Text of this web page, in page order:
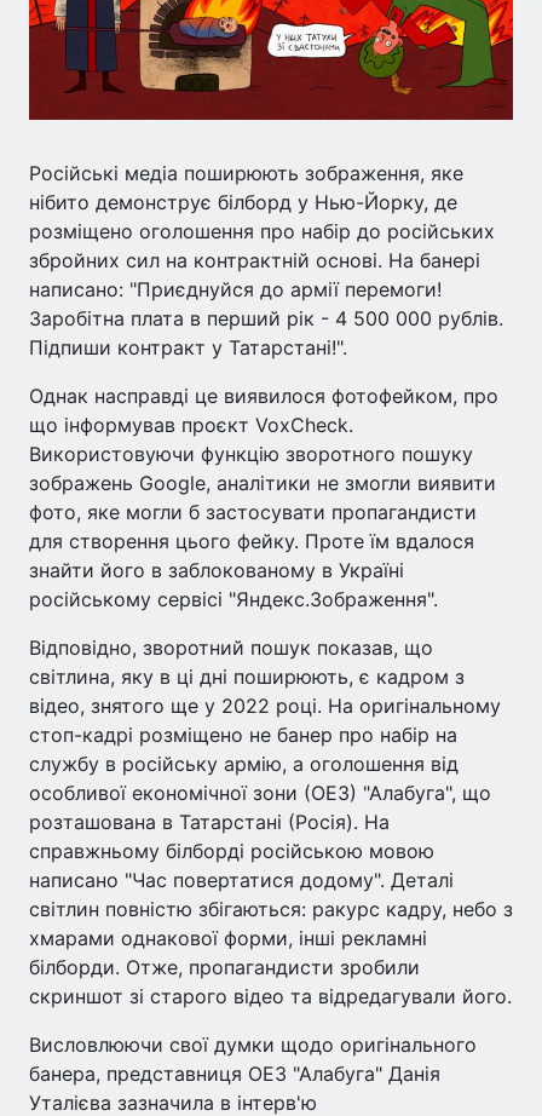
Російські медіа поширюють зображення, яке
нібито демонструє білборд у Нью-Йорку, де
розміщено оголошення про набір до російських
збройних сил на контрактній основі. На банері
написано: "Приєднуйся до армії перемоги!
Заробітна плата в перший рік - 4 500 000 рублів.
Підпиши контракт у Татарстані!".
Однак насправді це виявилося фотофейком, про
що інформував проєкт VoxCheck.
Використовуючи функцію зворотного пошуку
зображень Google, аналітики не змогли виявити
фото, яке могли б застосувати пропагандисти
для створення цього фейку. Проте їм вдалося
знайти його в заблокованому в Україні
російському сервісі "Яндекс.Зображення".
Відповідно, зворотний пошук показав, що
світлина, яку в ці дні поширюють, є кадром з
відео, знятого ще у 2022 році. На оригінальному
стоп-кадрі розміщено не банер про набір на
службу в російську армію, а оголошення від
особливої економічної зони (ОЕЗ) "Алабуга", що
розташована в Татарстані (Росія). На
справжньому білборді російською мовою
написано "Час повертатися додому". Деталі
світлин повністю збігаються: ракурс кадру, небо з
хмарами однакової форми, інші рекламні
білборди. Отже, пропагандисти зробили
скриншот зі старого відео та відредагували його.
Висловлюючи свої думки щодо оригінального
банера, представниця ОЕЗ "Алабуга" Данія
Уталієва зазначила в інтерв'ю